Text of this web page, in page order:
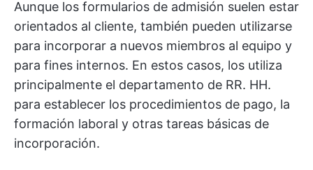
Aunque los formularios de admisión suelen estar
orientados al cliente, también pueden utilizarse
para incorporar a nuevos miembros al equipo y
para fines internos. En estos casos, los utiliza
principalmente el departamento de RR. HH.
para establecer los procedimientos de pago, la
formación laboral y otras tareas básicas de
incorporación.